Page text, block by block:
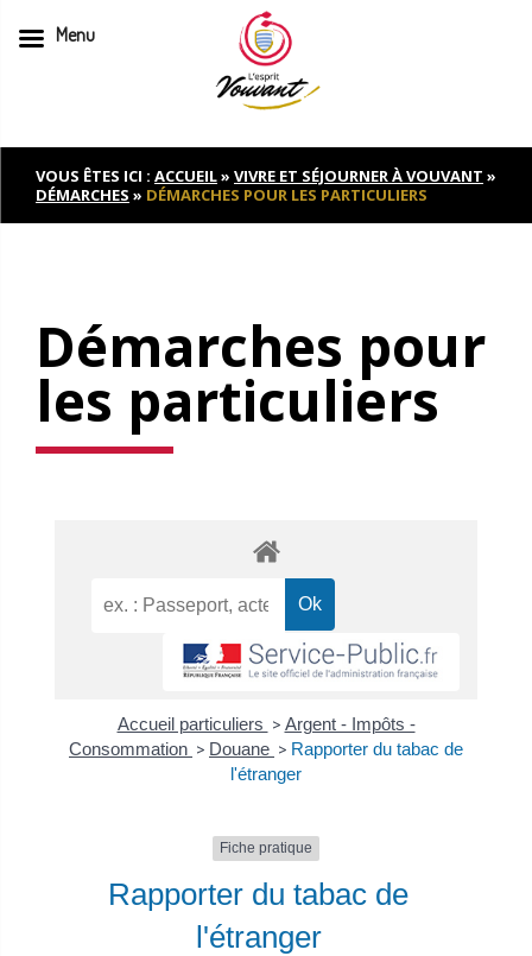
to
contentVOUS ÊTES ICI : ACCUEIL» VIVRE ET SÉJOURNER À VOUVANT »
DÉMARCHES » DÉMARCHES POUR LES PARTICULIERS
Démarches pour
les particuliers
Accueil particuliers > Argent - Impôts -
Consommation > Douane > Rapporter du tabac de
l'étranger
Fiche pratique
Rapporter du tabac de
l'étranger
Menu